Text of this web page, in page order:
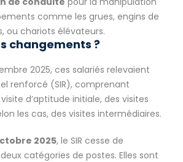
comme les grues, engins de
ou chariots élévateurs.
changements ?
2025, ces salariés relevaient
renforcé (SIR), comprenant
d’aptitude initiale, des visites
les cas, des visites intermédiaires.
2025, le SIR cesse de
catégories de postes. Elles sont